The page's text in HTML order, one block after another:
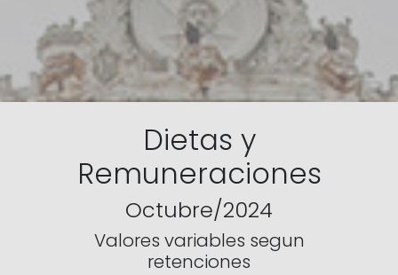
Dietas y
Remuneraciones
Octubre/2024
Valores variables segun
retenciones